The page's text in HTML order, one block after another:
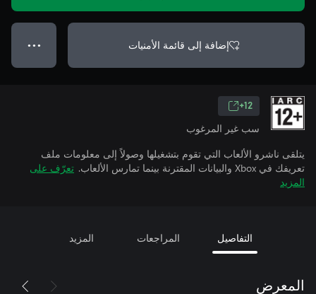
إضافة إلى قائمة الأمنيات ● ● ●
12+
سب غير المرغوب
يتلقى ناشرو الألعاب التي تقوم بتشغيلها وصولاً إلى معلومات ملف
تعريفك في Xbox والبيانات المقترنة بينما تمارس الألعاب.
تعرّف على
المزيد
التفاصيل المراجعات المزيد
المعرض